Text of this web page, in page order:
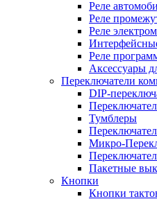
Реле
Реле
Реле
Реле
Аксессуары
Переключатели
DIP-
Тумблеры
Микро-
Пакетные
Кнопки
Кнопки